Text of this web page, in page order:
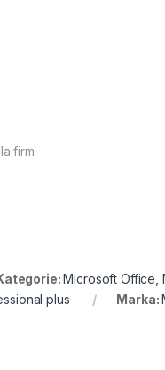
Microsoft Office
plus Marka: